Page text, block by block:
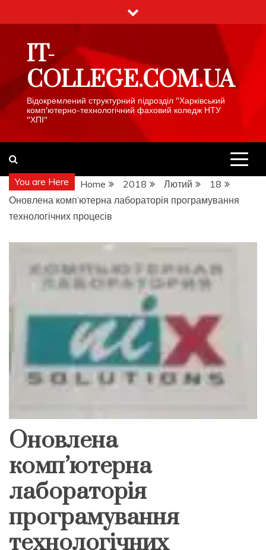
to
IT-
COLLEGE.COM.UA
Відокремлений структурний підрозділ "Харківський
комп'ютерно-технологічний фаховий коледж НТУ
"ХПІ"
You are Here Home 2018 Лютий
18
Оновлена комп’ютерна лабораторія програмування
технологічних процесів
Оновлена
комп’ютерна
лабораторія
програмування
технологічних